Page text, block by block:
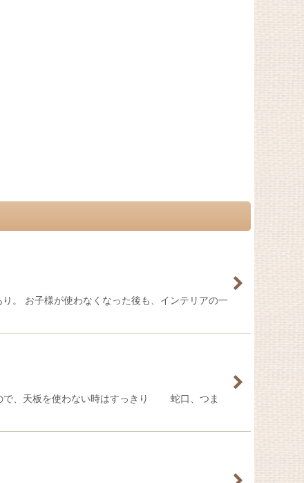
。 お子様が使わなくなった後も、インテリアの一
で、天板を使わない時はすっきり 蛇口、つま